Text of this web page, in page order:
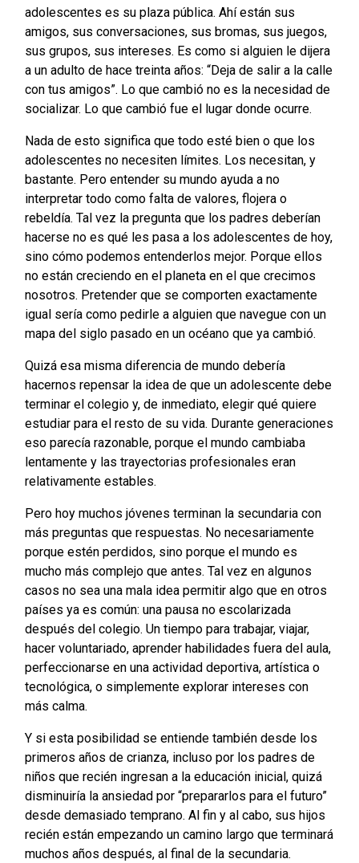
adolescentes es su plaza pública. Ahí están sus
amigos, sus conversaciones, sus bromas, sus juegos,
sus grupos, sus intereses. Es como si alguien le dijera
a un adulto de hace treinta años: “Deja de salir a la calle
con tus amigos”. Lo que cambió no es la necesidad de
socializar. Lo que cambió fue el lugar donde ocurre.
Nada de esto significa que todo esté bien o que los
adolescentes no necesiten límites. Los necesitan, y
bastante. Pero entender su mundo ayuda a no
interpretar todo como falta de valores, flojera o
rebeldía. Tal vez la pregunta que los padres deberían
hacerse no es qué les pasa a los adolescentes de hoy,
sino cómo podemos entenderlos mejor. Porque ellos
no están creciendo en el planeta en el que crecimos
nosotros. Pretender que se comporten exactamente
igual sería como pedirle a alguien que navegue con un
mapa del siglo pasado en un océano que ya cambió.
Quizá esa misma diferencia de mundo debería
hacernos repensar la idea de que un adolescente debe
terminar el colegio y, de inmediato, elegir qué quiere
estudiar para el resto de su vida. Durante generaciones
eso parecía razonable, porque el mundo cambiaba
lentamente y las trayectorias profesionales eran
relativamente estables.
Pero hoy muchos jóvenes terminan la secundaria con
más preguntas que respuestas. No necesariamente
porque estén perdidos, sino porque el mundo es
mucho más complejo que antes. Tal vez en algunos
casos no sea una mala idea permitir algo que en otros
países ya es común: una pausa no escolarizada
después del colegio. Un tiempo para trabajar, viajar,
hacer voluntariado, aprender habilidades fuera del aula,
perfeccionarse en una actividad deportiva, artística o
tecnológica, o simplemente explorar intereses con
más calma.
Y si esta posibilidad se entiende también desde los
primeros años de crianza, incluso por los padres de
niños que recién ingresan a la educación inicial, quizá
disminuiría la ansiedad por “prepararlos para el futuro”
desde demasiado temprano. Al fin y al cabo, sus hijos
recién están empezando un camino largo que terminará
muchos años después, al final de la secundaria.